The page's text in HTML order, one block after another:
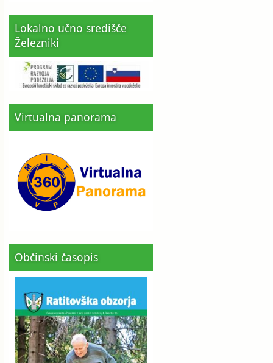
Lokalno učno središče
Železniki
Virtualna panorama
Občinski časopis